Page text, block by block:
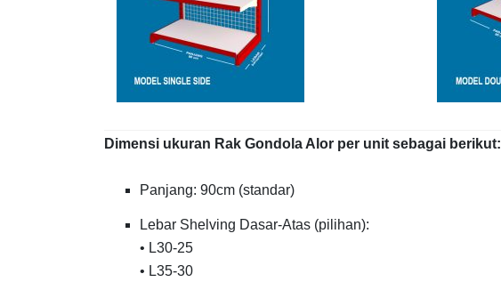
Dimensi ukuran Rak Gondola Alor per unit sebagai berikut:
Panjang: 90cm (standar)
Lebar Shelving Dasar-Atas (pilihan):
• L30-25
• L35-30